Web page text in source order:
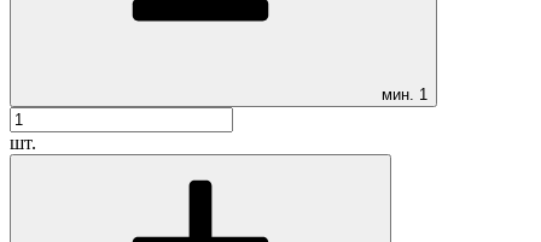
мин. 1
шт.